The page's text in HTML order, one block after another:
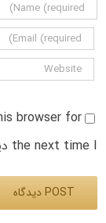
browser for
the next time I دیدگاه.